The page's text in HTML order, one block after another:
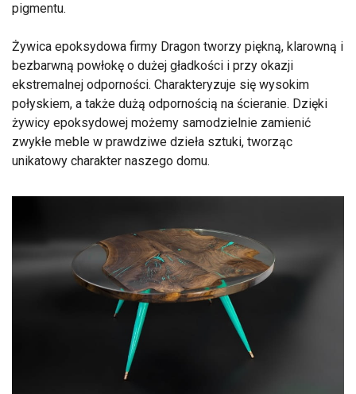
pigmentu.
Żywica epoksydowa firmy Dragon tworzy piękną, klarowną i
bezbarwną powłokę o dużej gładkości i przy okazji
ekstremalnej odporności. Charakteryzuje się wysokim
połyskiem, a także dużą odpornością na ścieranie. Dzięki
żywicy epoksydowej możemy samodzielnie zamienić
zwykłe meble w prawdziwe dzieła sztuki, tworząc
unikatowy charakter naszego domu.